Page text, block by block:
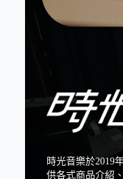
時光音樂於2019
供各式商品介紹